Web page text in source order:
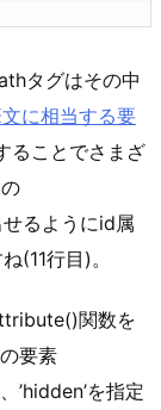
タグはその中
に相当する要
ることでさまざ
るようにid属
(11行目)。
関数を
要素
’hidden’を指定